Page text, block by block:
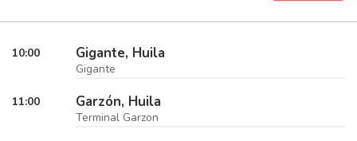
10:00 Gigante, Huila
Gigante
11:00 Garzón, Huila
Terminal Garzon